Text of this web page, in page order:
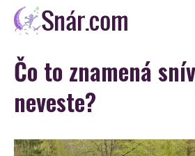
Skip
Snár
Čo to znamená
neveste?